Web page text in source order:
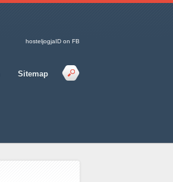
hosteljogjaID on FB
Sitemap